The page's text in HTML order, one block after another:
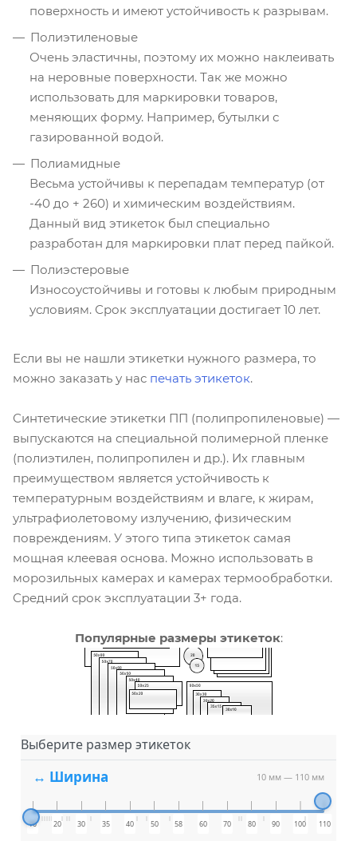
поверхность и имеют устойчивость к разрывам.
Полиэтиленовые
Очень эластичны, поэтому их можно наклеивать
на неровные поверхности. Так же можно
использовать для маркировки товаров,
меняющих форму. Например, бутылки с
газированной водой.
Полиамидные
Весьма устойчивы к перепадам температур (от
-40 до + 260) и химическим воздействиям.
Данный вид этикеток был специально
разработан для маркировки плат перед пайкой.
Полиэстеровые
Износоустойчивы и готовы к любым природным
условиям. Срок эксплуатации достигает 10 лет.
Если вы не нашли этикетки нужного размера, то
можно заказать у нас печать этикеток.
Синтетические этикетки ПП (полипропиленовые) —
выпускаются на специальной полимерной пленке
(полиэтилен, полипропилен и др.). Их главным
преимуществом является устойчивость к
температурным воздействиям и влаге, к жирам,
ультрафиолетовому излучению, физическим
повреждениям. У этого типа этикеток самая
мощная клеевая основа. Можно использовать в
морозильных камерах и камерах термообработки.
Средний срок эксплуатации 3+ года.
Популярные размеры этикеток:
Выберите размер этикеток
↔ Ширина 10 мм — 110 мм
10 20 30 35 40 50 58 60 70 80 90 100 110